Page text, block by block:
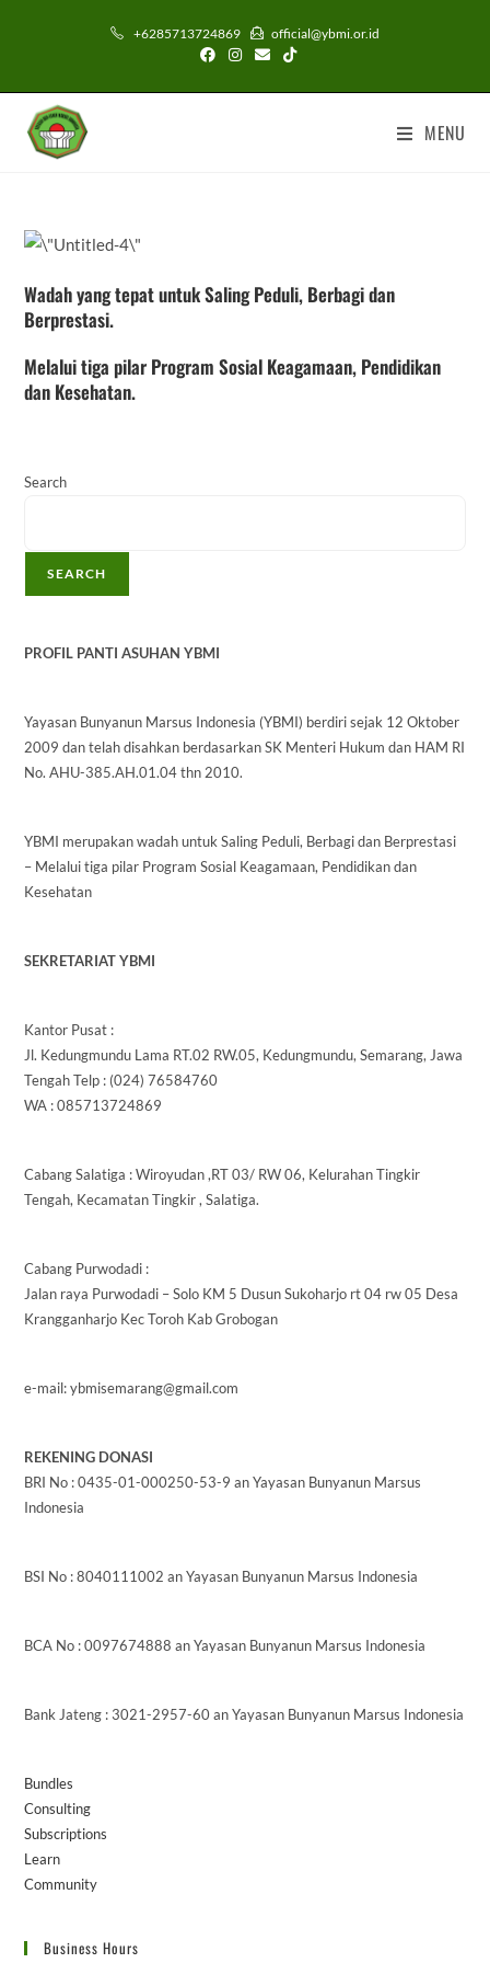
+6285713724869 official@ybmi.or.id
MENU
Wadah yang tepat untuk Saling Peduli, Berbagi dan
Berprestasi.
Melalui tiga pilar Program Sosial Keagamaan, Pendidikan
dan Kesehatan.
Search
SEARCH
PROFIL PANTI ASUHAN YBMI
Yayasan Bunyanun Marsus Indonesia (YBMI) berdiri sejak 12 Oktober
2009 dan telah disahkan berdasarkan SK Menteri Hukum dan HAM RI
No. AHU-385.AH.01.04 thn 2010.
YBMI merupakan wadah untuk Saling Peduli, Berbagi dan Berprestasi
– Melalui tiga pilar Program Sosial Keagamaan, Pendidikan dan
Kesehatan
SEKRETARIAT YBMI
Kantor Pusat :
Jl. Kedungmundu Lama RT.02 RW.05, Kedungmundu, Semarang, Jawa
Tengah Telp : (024) 76584760
WA : 085713724869
Cabang Salatiga : Wiroyudan ,RT 03/ RW 06, Kelurahan Tingkir
Tengah, Kecamatan Tingkir , Salatiga.
Cabang Purwodadi :
Jalan raya Purwodadi – Solo KM 5 Dusun Sukoharjo rt 04 rw 05 Desa
Krangganharjo Kec Toroh Kab Grobogan
e-mail: ybmisemarang@gmail.com
REKENING DONASI
BRI No : 0435-01-000250-53-9 an Yayasan Bunyanun Marsus
Indonesia
BSI No : 8040111002 an Yayasan Bunyanun Marsus Indonesia
BCA No : 0097674888 an Yayasan Bunyanun Marsus Indonesia
Bank Jateng : 3021-2957-60 an Yayasan Bunyanun Marsus Indonesia
Bundles
Consulting
Subscriptions
Learn
Community
Business Hours